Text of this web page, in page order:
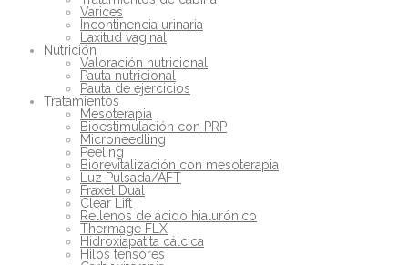
Varices
Incontinencia urinaria
Laxitud vaginal
Nutrición
Valoración nutricional
Pauta nutricional
Pauta de ejercicios
Tratamientos
Mesoterapia
Bioestimulación con PRP
Microneedling
Peeling
Biorevitalización con mesoterapia
Luz Pulsada/AFT
Fraxel Dual
Clear Lift
Rellenos de ácido hialurónico
Thermage FLX
Hidroxiapatita cálcica
Hilos tensores